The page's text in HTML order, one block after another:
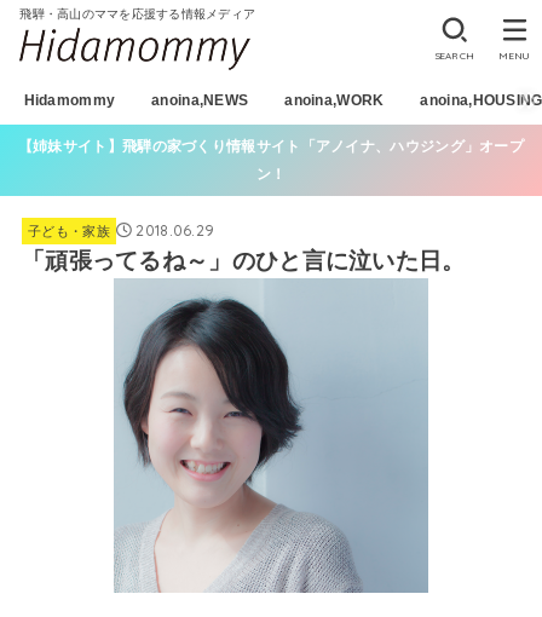
飛騨・高山のママを応援する情報メディア
Hidamommy anoina,NEWS anoina,WORK anoina,HOUSING
SEARCH MENU
【姉妹サイト】飛騨の家づくり情報サイト「アノイナ、ハウジング」オープ
ン！
子ども・家族 2018.06.29
「頑張ってるね～」のひと言に泣いた日。